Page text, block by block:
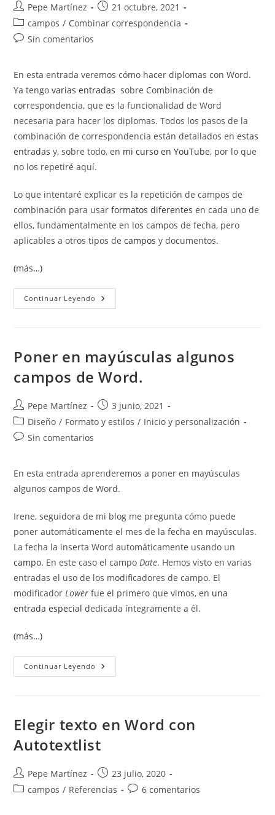
Autor
de
la
entrada:
Pepe Martínez
Publicación
de
21 octubre, 2021
Categoría
de
campos / Combinar correspondencia
Comentarios
entrada:
Sin comentarios
En esta entrada veremos cómo hacer diplomas con Word.
Ya tengovarias entradas sobre Combinación de
correspondencia, que es la funcionalidad de Word
necesaria para hacer los diplomas. Todos los pasos de la
combinación de correspondencia están detallados enestas
entradas y, sobre todo, en mi curso en YouTube, por lo que
no los repetiré aquí.
Lo que intentaré explicar es la repetición de campos de
combinación para usarformatos diferentes en cada uno de
ellos, fundamentalmente en los campos de fecha, pero
aplicables a otros tipos decamposy documentos.
(más…)
Continuar Leyendo Cómo
Hacer
Poner en mayúsculas algunos
campos de Word.
Autor
de
la
entrada:
Pepe Martínez
Publicación
de
la
3 junio, 2021
Categoría
de
Diseño / Formato y estilos / Inicio y personalización
Comentarios
entrada:
Sin comentarios
En esta entrada aprenderemos a poner en mayúsculas
algunos campos de Word.
Irene, seguidora de mi blog me pregunta cómo puede
poner automáticamente el mes de la fecha en mayúsculas.
La fecha la inserta Word automáticamente usando un
campo. En este caso el campoDate. Hemos visto en varias
entradas el uso de los modificadores de campo. El
modificadorLower fue el primero que vimos, en una
entrada especialdedicada íntegramente a él.
(más…)
Continuar Leyendo Poner
En
Elegir texto en Word con
Autotextlist
Autor
de
Pepe Martínez
Publicación
de
23 julio, 2020
Categoría
campos / Referencias
Comentarios
6 comentarios